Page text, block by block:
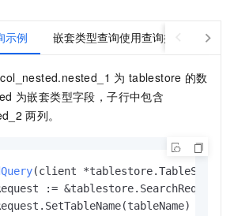
示例 嵌套类型查询使用查询摘要与高亮示
col_nested.nested_1 为 tablestore 的数
为嵌套类型字段，子行中包含
两列。
(client
:= &tablestore.SearchRequest{}